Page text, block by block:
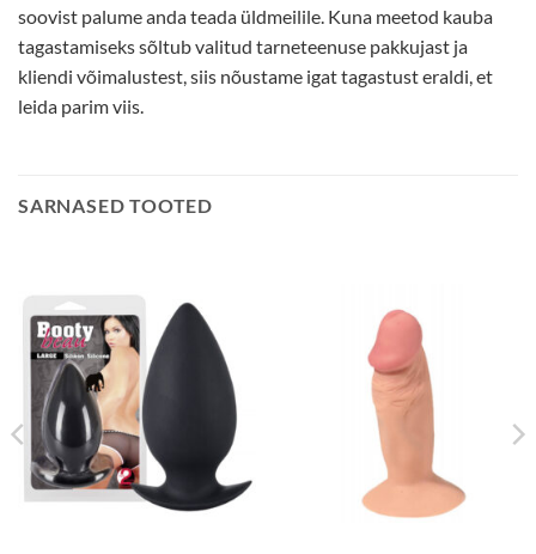
soovist palume anda teada üldmeilile. Kuna meetod kauba
tagastamiseks sõltub valitud tarneteenuse pakkujast ja
kliendi võimalustest, siis nõustame igat tagastust eraldi, et
leida parim viis.
SARNASED TOOTED